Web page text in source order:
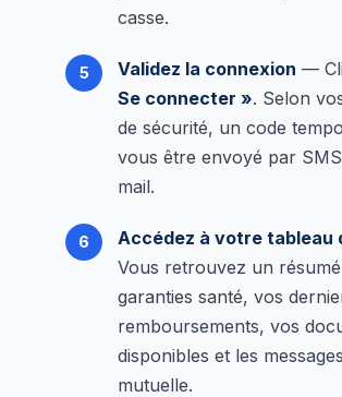
casse.
Validez la connexion —
Se connecter ». Selon
de sécurité, un code
vous être envoyé par
mail.
Accédez à votre tableau
Vous retrouvez un
garanties santé, vos
remboursements, vos
disponibles et les
mutuelle.